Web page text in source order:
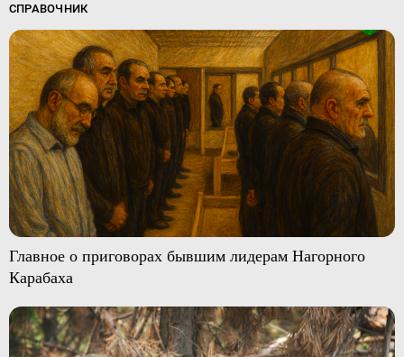
СПРАВОЧНИК
Главное о приговорах бывшим лидерам Нагорного
Карабаха